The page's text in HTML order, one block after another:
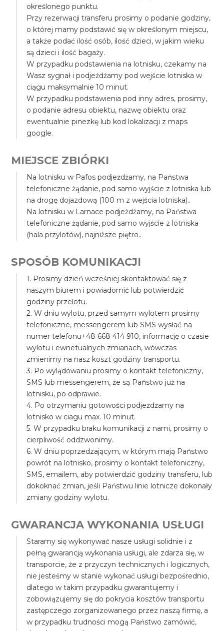
określonego punktu.
Przy rezerwacji transferu prosimy o podanie godziny,
o której mamy podstawić się w określonym miejscu,
a także podać ilość osób, ilość dzieci, w jakim wieku
są dzieci i ilość bagaży.
W przypadku podstawienia na lotnisku, czekamy na
Wasz sygnał i podjeżdżamy pod wejście lotniska w
ciągu maksymalnie 10 minut.
W przypadku podstawienia pod inny adres, prosimy,
o podanie adresu obiektu, nazwę obiektu oraz
ewentualnie pinezkę lub kod lokalizacji z maps
google.
MIEJSCE ZBIÓRKI
Na lotnisku w Pafos podjeżdżamy, na Państwa
telefoniczne żądanie, pod samo wyjście z lotniska lub
na drogę dojazdową (100 m z wejścia lotniska)..
Na lotnisku w Larnace podjeżdżamy, na Państwa
telefoniczne żądanie, pod samo wyjście z lotniska
(hala przylotów), najniższe piętro..
SPOSÓB KOMUNIKACJI
1. Prosimy dzień wcześniej skontaktować się z
naszym biurem i powiadomić lub potwierdzić
godziny przelotu.
2. W dniu wylotu, przed samym wylotem prosimy
telefoniczne, messengerem lub SMS wysłać na
numer telefonu+48 668 414 910, informację o czasie
wylotu i ewnetualnych zmianach, wówczas
zmienimy na nasz koszt godziny transportu.
3. Po wylądowaniu prosimy o kontakt telefoniczny,
SMS lub messengerem, że są Państwo już na
lotnisku, po odprawie.
4. Po otrzymaniu gotowości podjeżdżamy na
lotnisko w ciagu max. 10 minut.
5. W przypadku braku komunikacji z nami, prosimy o
cierpliwość oddzwonimy.
6. W dniu poprzedzającym, w którym mają Państwo
powrót na lotnisko, prosimy o kontakt telefoniczny,
SMS, emailem, aby potwierdzić godziny transferu, lub
dokoknać zmian, jeśli Państwu linie lotnicze dokonały
zmiany godziny wylotu.
GWARANCJA WYKONANIA USŁUGI
Staramy się wykonywać nasze usługi solidnie i z
pełną gwarancją wykonania usługi, ale zdarza się, w
transporcie, że z przyczyn technicznych i logicznych,
nie jesteśmy w stanie wykonać usługi bezpośrednio,
dlatego w takim przypadku gwarantujemy i
zobowiązujemy się do pokrycia kosztów transportu
zastępczego zorganizowanego przez naszą firmę, a
w przypadku trudności mogą Państwo zamówić,